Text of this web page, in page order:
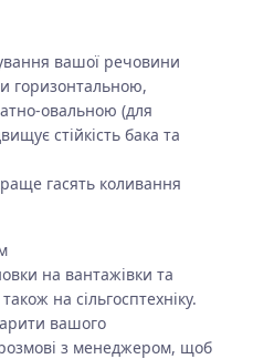
вашої речовини
горизонтальною,
овальною (для
стійкість бака та
гасять коливання
на вантажівки та
на сільгосптехніку.
вашого
з менеджером, щоб